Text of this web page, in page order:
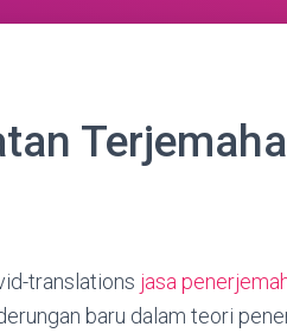
translations jasa
baru dalam teori